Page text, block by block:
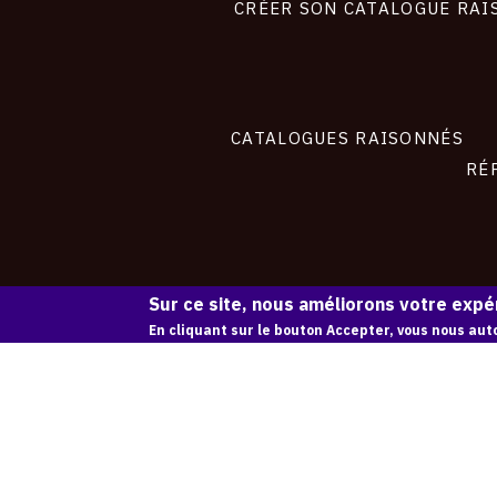
CRÉER SON CATALOGUE
CATALOGUES RAISONNÉS
Sur ce site, nous améliorons votre
En cliquant sur le bouton Accepter, vous nous